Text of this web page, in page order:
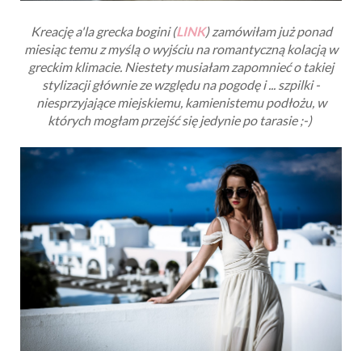
Kreację a'la grecka bogini (LINK) zamówiłam już ponad
miesiąc temu z myślą o wyjściu na romantyczną kolacją w
greckim klimacie. Niestety musiałam zapomnieć o takiej
stylizacji głównie ze względu na pogodę i ... szpilki -
niesprzyjające miejskiemu, kamienistemu podłożu, w
których mogłam przejść się jedynie po tarasie ;-)